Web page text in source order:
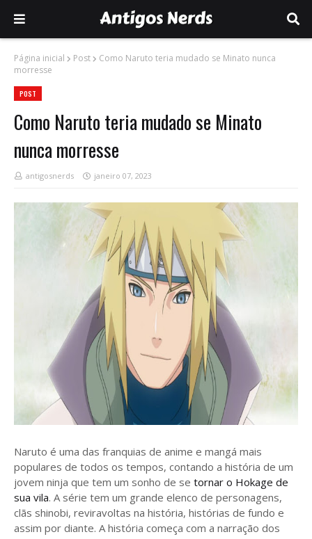
Página inicial Post
Como Naruto teria mudado se Minato nunca
morresse
POST
Como Naruto teria mudado se Minato
nunca morresse
antigosnerds janeiro 07, 2023
Naruto é uma das franquias de anime e mangá mais
populares de todos os tempos, contando a história de um
jovem ninja que tem um sonho de se tornar o Hokage de
sua vila. A série tem um grande elenco de personagens,
clãs shinobi, reviravoltas na história, histórias de fundo e
assim por diante. A história começa com a narração dos